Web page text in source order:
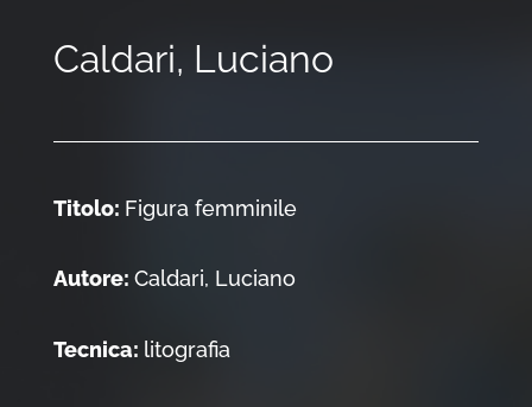
Caldari, Luciano
Titolo: Figura femminile
Autore: Caldari, Luciano
Tecnica: litografia